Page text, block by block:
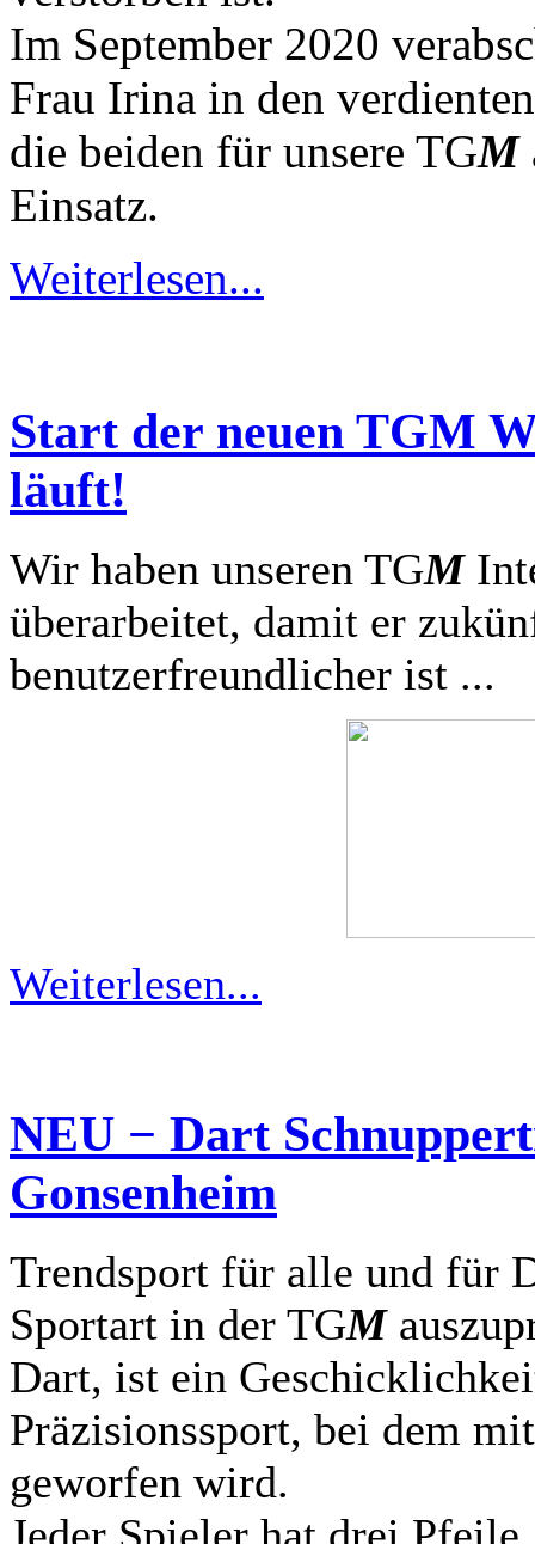
Im September 2020
Frau Irina in den
die beiden für unsere TGM
Einsatz.
Weiterlesen...
Start der neuen TGM
läuft!
Wir haben unseren TGM
überarbeitet, damit er
benutzerfreundlicher ist ...
Weiterlesen...
NEU − Dart
Gonsenheim
Trendsport für alle und für
Sportart in der TGM
Dart, ist ein
Präzisionssport, bei dem
geworfen wird.